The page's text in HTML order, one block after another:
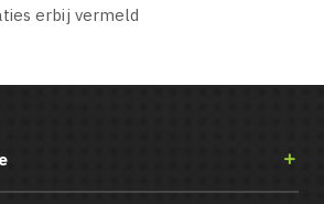
erbij vermeld
